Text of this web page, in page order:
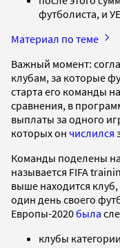
футболиста, и
Материал по теме
Важный момент:
клубам, за которые
старта его команды
сравнения, в
выплаты за одного
которых он числился
Команды поделены
называется FIFA
выше находится
один день своего
Европы-2020была
клубы